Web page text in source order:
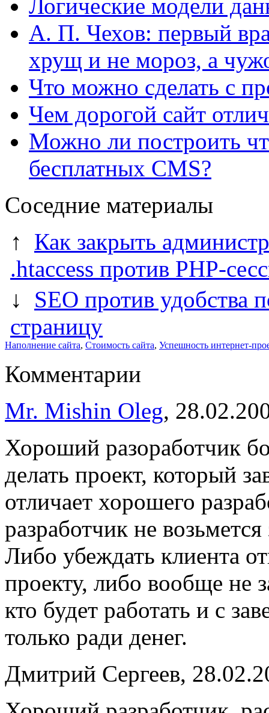
Логические модели
А. П. Чехов: первый
хрущ и не мороз, а
Что можно сделать с
Чем дорогой сайт
Можно ли построить
бесплатных CMS?
Соседние материалы
↑ Как закрыть
.htaccess против PHP-
↓ SEO против удобства
страницу
Наполнение сайта, Стоимость сайта, Успешность интернет-
Комментарии
Mr. Mishin Oleg,
Хороший разоработчик
делать проект, который
отличает хорошего
разработчик не
Либо убеждать клиента
проекту, либо вообще не
кто будет работать и с
только ради денег.
Дмитрий Сергеев,